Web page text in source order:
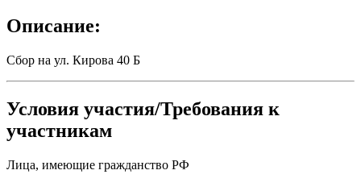
Описание:
Сбор на ул. Кирова 40 Б
Условия участия/Требования к
участникам
Лица, имеющие гражданство РФ